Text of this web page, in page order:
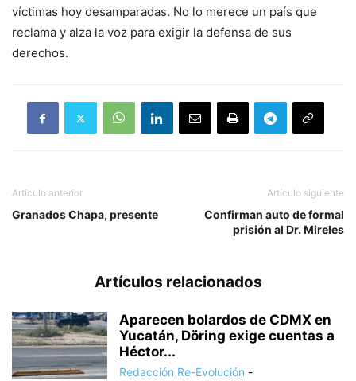
víctimas hoy desamparadas. No lo merece un país que
reclama y alza la voz para exigir la defensa de sus
derechos.
Artículo anterior
Granados Chapa, presente
Artículo siguiente
Confirman auto de formal
prisión al Dr. Mireles
Artículos relacionados
Aparecen bolardos de CDMX en
Yucatán, Döring exige cuentas a
Héctor...
Redacción Re-Evolución -